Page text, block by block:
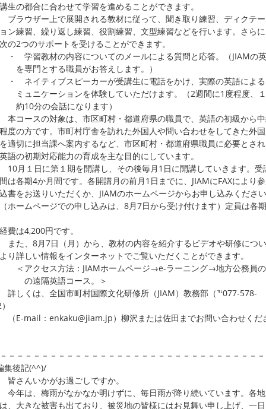
の都合に合わせて学習を進めることができます。
ウザー上で展開される教材に従って、聞き取り練習、ディクテ
練習、繰り返し練習、役割練習、文型練習などを行います。さら
2つのサポートを受けることができます。
習教材の内容についてのメールによる質問と応答。（JIAMの
門とする職員がお答えします。）
イティブスピーカーが受講生に電話をかけ、実際の英語によ
ニケーションを体験していただけます。（2週間に1度程度、
分の会話になります）
ースの対象は、市区町村・都道府県の職員で、英語の初級から
の方です。市町村庁舎を訪れた外国人や問い合わせをしてきた外
切に担当課へ案内するなど、市区町村・都道府県職員に必要とさ
の初期対応能力の育成を主な目的にしています。
１日に第１期を開講し、その後毎月1日に開講していきます。受
各期4か月間です。各開講月の前月1日までに、JIAMにFAXにより
をお送りいただくか、JIAMのホームページからお申し込みくださ
ームページでの申し込みは、8月7日から受け付けます）定員は各
は4,200円です。
、8月7日（月）から、教材の内容を紹介するビデオや研修につ
詳しい情報をインターネットでご覧いただくことができます。
クセス方法：JIAMホームページ→e-ラーニング→地方公務員の
隔英語コース。＞
くは、全国市町村国際文化研修所（JIAM）教務部（℡077-578-
mail：enkaku@jiam.jp）柳沢または佐田までお問い合わせくだ
－－－－－－－－－－－－－－－－－－－－－－－－－－－－－－
後記(^^)/
んいかがお過ごしですか。
は、梅雨がなかなか明けずに、毎日雨が降り続いています。各
大きな被害も出ており、被災地の皆様にはお見舞い申し上げ、一